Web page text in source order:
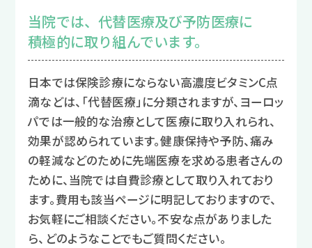
当院では、代替医療及び予防医療に
積極的に取り組んでいます。
日本では保険診療にならない高濃度ビタミンC点
滴などは、「代替医療」に分類されますが、ヨーロッ
パでは一般的な治療として医療に取り入れられ、
効果が認められています。健康保持や予防、痛み
の軽減などのために先端医療を求める患者さんの
ために、当院では自費診療として取り入れており
ます。費用も該当ページに明記しておりますので、
お気軽にご相談ください。不安な点がありました
ら、どのようなことでもご質問ください。